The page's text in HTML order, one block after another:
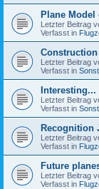
Plane Model
Letzter Beitrag
Verfasst in
Letzter Beitrag
Verfasst in
Interesting...
Letzter Beitrag
Verfasst in
Recognition
Letzter Beitrag
Verfasst in
Future
Letzter Beitrag
Verfasst in